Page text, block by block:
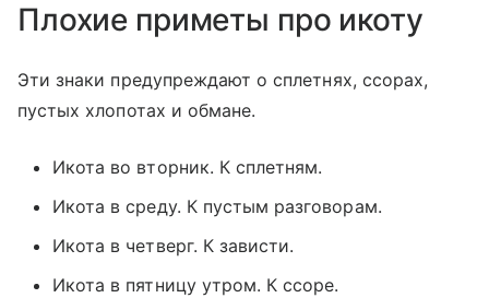
Плохие приметы про икоту
Эти знаки предупреждают о сплетнях, ссорах,
пустых хлопотах и обмане.
Икота во вторник. К сплетням.
Икота в среду. К пустым разговорам.
Икота в четверг. К зависти.
Икота в пятницу утром. К ссоре.